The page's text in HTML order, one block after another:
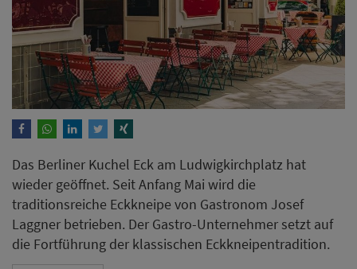
Das Berliner Kuchel Eck am Ludwigkirchplatz hat
wieder geöffnet. Seit Anfang Mai wird die
traditionsreiche Eckkneipe von Gastronom Josef
Laggner betrieben. Der Gastro-Unternehmer setzt auf
die Fortführung der klassischen Eckkneipentradition.